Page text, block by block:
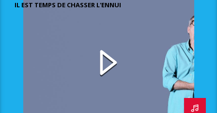
IL EST TEMPS DE CHASSER L'ENNUI